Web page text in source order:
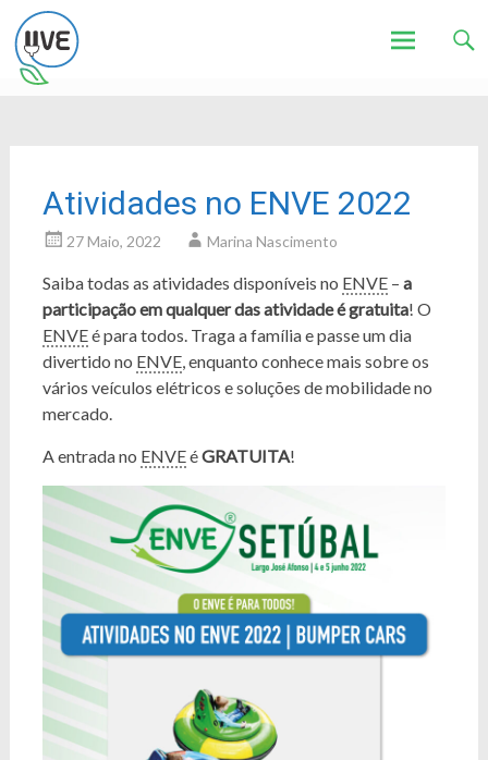
Atividades no ENVE 2022
27 Maio, 2022 Marina Nascimento
Saiba todas as atividades disponíveis no ENVE– a
participação em qualquer das atividade é gratuita! O
ENVEé para todos. Traga a família e passe um dia
divertido no ENVE, enquanto conhece mais sobre os
vários veículos elétricos e soluções de mobilidade no
mercado.
A entrada no ENVEéGRATUITA!